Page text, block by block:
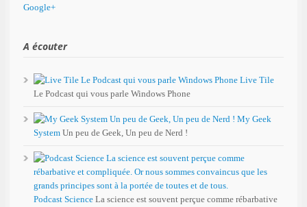
Google+
A écouter
Live Tile
Le Podcast qui vous parle Windows Phone
My Geek
System Un peu de Geek, Un peu de Nerd !
Podcast Science La science est souvent perçue comme rébarbative